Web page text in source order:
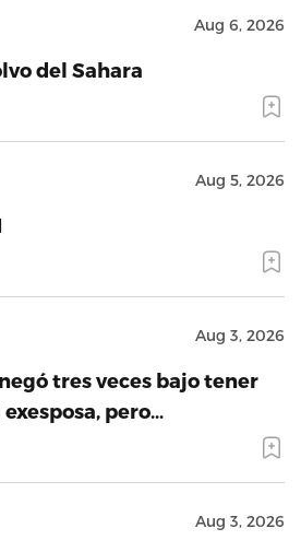
Aug 6, 2026
del Sahara
Aug 5, 2026
Aug 3, 2026
tres veces bajo tener
pero…
Aug 3, 2026